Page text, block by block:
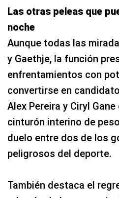
Las otras peleas que
noche
Aunque todas las
y Gaethje, la función
enfrentamientos con
convertirse en
Alex Pereira y Ciryl
cinturón interino de
duelo entre dos de los
peligrosos del deporte.
También destaca el